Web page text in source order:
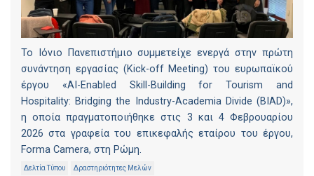
Το Ιόνιο Πανεπιστήμιο συμμετείχε ενεργά στην πρώτη
συνάντηση εργασίας (Kick-off Meeting) του ευρωπαϊκού
έργου «AI-Enabled Skill-Building for Tourism and
Hospitality: Bridging the Industry-Academia Divide (BIAD)»,
η οποία πραγματοποιήθηκε στις 3 και 4 Φεβρουαρίου
2026 στα γραφεία του επικεφαλής εταίρου του έργου,
Forma Camera, στη Ρώμη.
Δελτία Τύπου Δραστηριότητες Μελών